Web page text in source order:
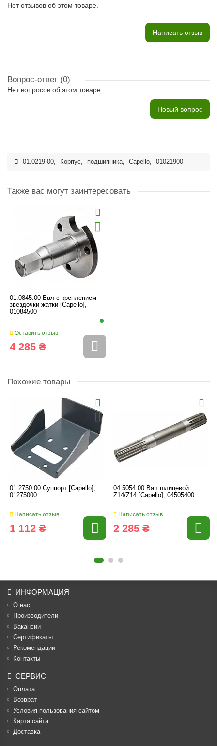
Нет отзывов об этом товаре.
Написать отзыв
Вопрос-ответ (0)
Нет вопросов об этом товаре.
Новый вопрос
01.0219.00, Корпус, подшипника, Capello, 01021900
Также вас могут заинтересовать
01.0845.00 Вал с креплением
звездочки жатки [Capello],
01084500
Оставить отзыв
4 285 ₴
Похожие товары
01.2750.00 Суппорт [Capello],
01275000
Написать отзыв
1 112 ₴
04.5054.00 Вал шлицевой
Z14/Z14 [Capello], 04505400
Написать отзыв
2 285 ₴
ИНФОРМАЦИЯ
О нас
Производители
Вакансии
Cертификаты
Рекомендации
Контакты
СЕРВИС
Оплата
Возврат
Условия пользования сайтом
Карта сайта
Доставка